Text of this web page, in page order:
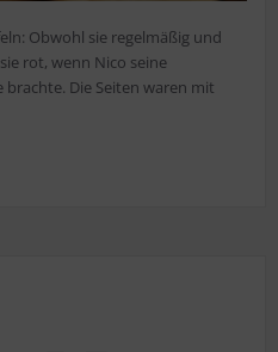
Obwohl sie regelmäßig und
rot, wenn Nico seine
Die Seiten waren mit